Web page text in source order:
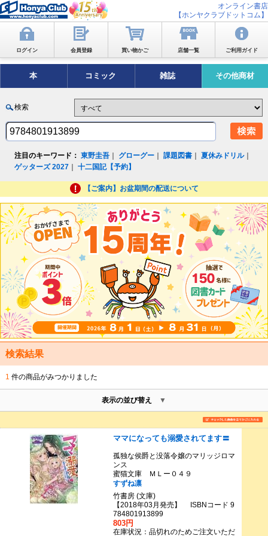
オンライン書店
【ホンヤクラブドットコム】
ログイン 会員登録 買い物かご 店舗一覧 ご利用ガイド
本 コミック 雑誌 その他商材
検索
注目のキーワード： 東野圭吾 グローグー ｜課題図書 ｜夏休みドリル｜
ゲッターズ 2027 ｜十二国記【予約】
【ご案内】お盆期間の配送について
検索結果
1 件の商品がみつかりました
表示の並び替え
ママになっても溺愛されてます〓
孤独な侯爵と没落令嬢のマリッジロマ
ンス
蜜猫文庫 ＭＬー０４９
すずね凛
竹書房 (文庫)
【2018年03月発売】 ISBNコード 9
784801913899
803円
在庫状況：品切れのためご注文いただ